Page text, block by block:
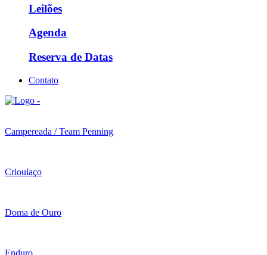
Leilões
Agenda
Reserva de Datas
Contato
Campereada / Team Penning
Crioulaço
Doma de Ouro
Enduro